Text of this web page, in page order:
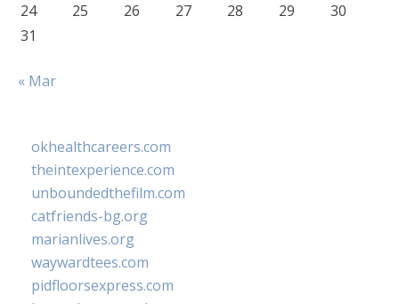
24
25 26 27 28 29
30
31
« Mar
okhealthcareers.com
theintexperience.com
unboundedthefilm.com
catfriends-bg.org
marianlives.org
waywardtees.com
pidfloorsexpress.com